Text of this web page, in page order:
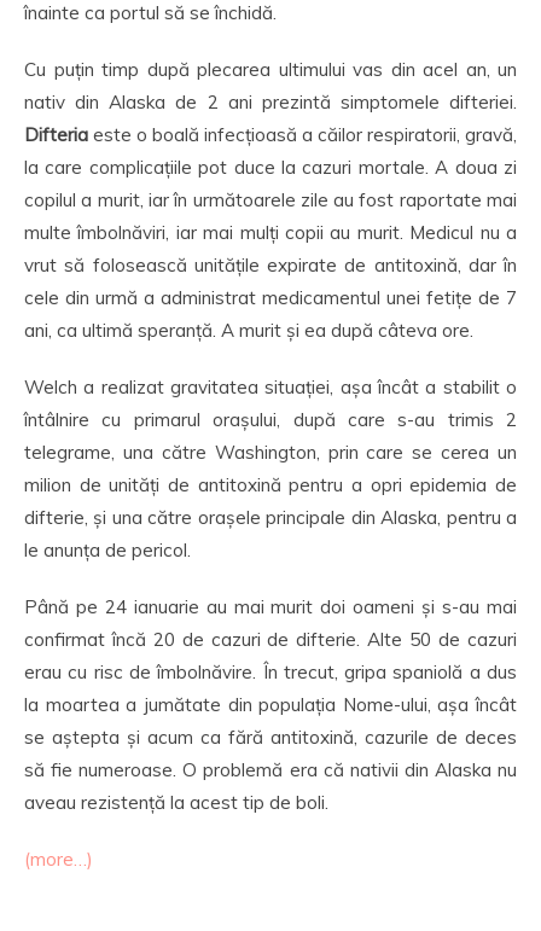
înainte ca portul să se închidă.
Cu puțin timp după plecarea ultimului vas din acel an, un
nativ din Alaska de 2 ani prezintă simptomele difteriei.
Difteria este o boală infecțioasă a căilor respiratorii, gravă,
la care complicațiile pot duce la cazuri mortale. A doua zi
copilul a murit, iar în următoarele zile au fost raportate mai
multe îmbolnăviri, iar mai mulți copii au murit. Medicul nu a
vrut să folosească unitățile expirate de antitoxină, dar în
cele din urmă a administrat medicamentul unei fetițe de 7
ani, ca ultimă speranță. A murit și ea după câteva ore.
Welch a realizat gravitatea situației, așa încât a stabilit o
întâlnire cu primarul orașului, după care s-au trimis 2
telegrame, una către Washington, prin care se cerea un
milion de unități de antitoxină pentru a opri epidemia de
difterie, și una către orașele principale din Alaska, pentru a
le anunța de pericol.
Până pe 24 ianuarie au mai murit doi oameni și s-au mai
confirmat încă 20 de cazuri de difterie. Alte 50 de cazuri
erau cu risc de îmbolnăvire. În trecut, gripa spaniolă a dus
la moartea a jumătate din populația Nome-ului, așa încât
se aștepta și acum ca fără antitoxină, cazurile de deces
să fie numeroase. O problemă era că nativii din Alaska nu
aveau rezistență la acest tip de boli.
(more…)